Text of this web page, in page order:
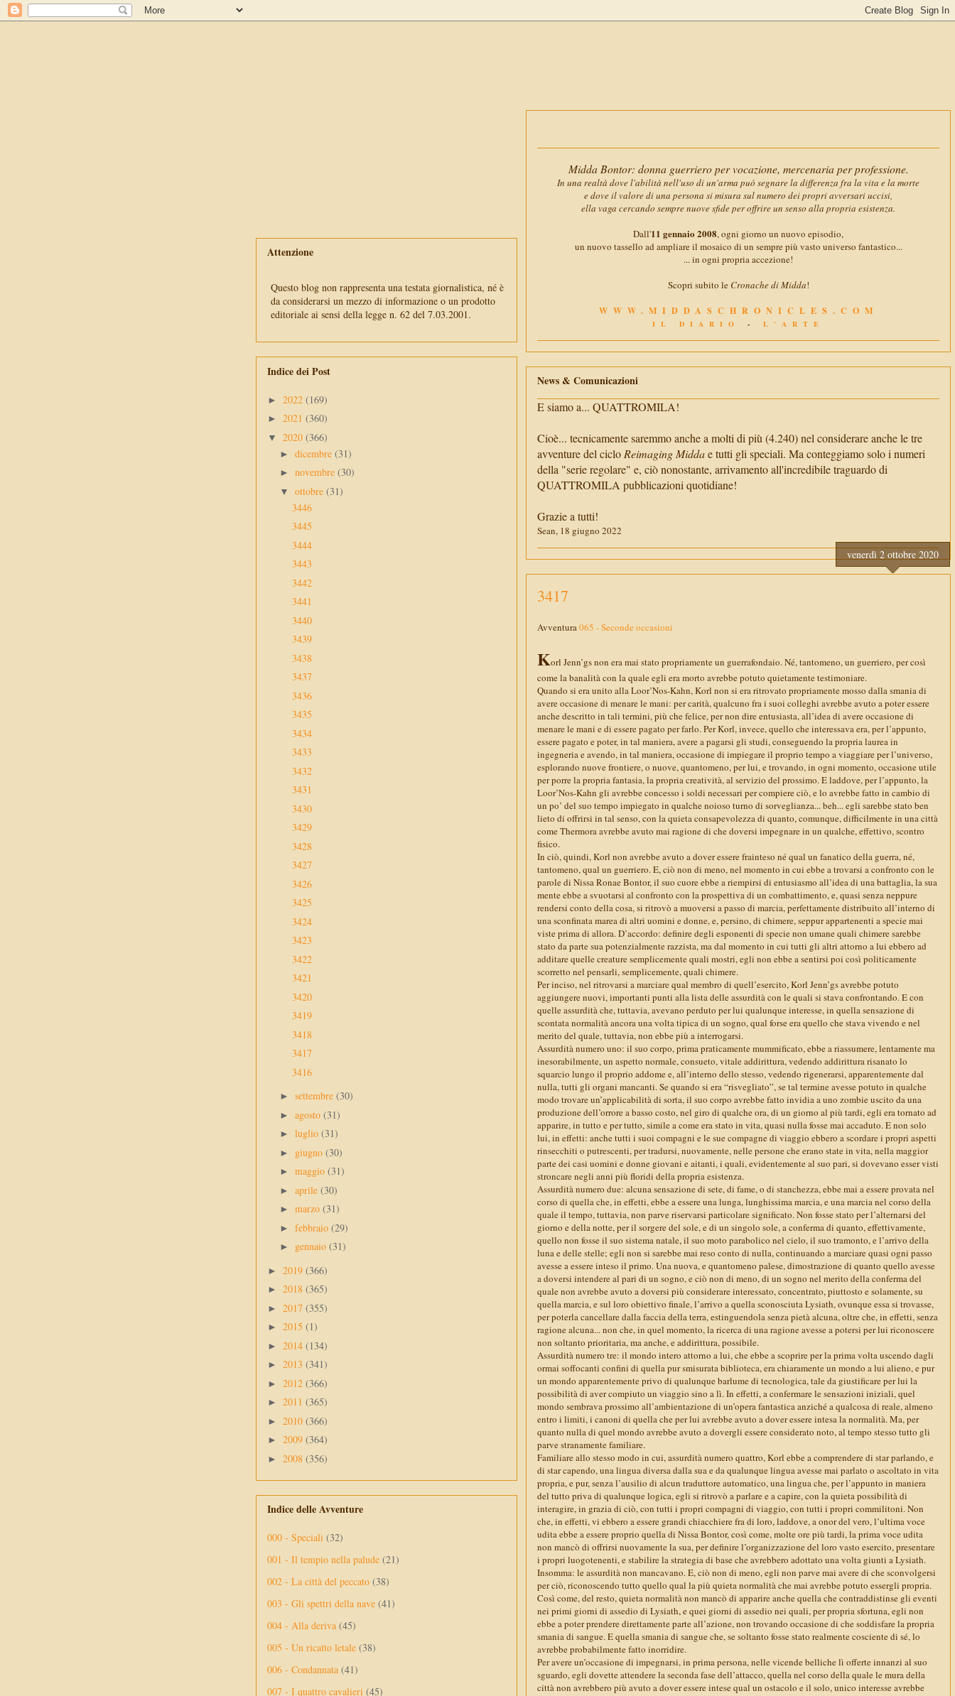
Midda Bontor: donna guerriero per vocazione, mercenaria per professione.
In una realtà dove l'abilità nell'uso di un'arma può segnare la differenza fra la vita e la morte
e dove il valore di una persona si misura sul numero dei propri avversari uccisi,
ella vaga cercando sempre nuove sfide per offrire un senso alla propria esistenza.
Dall'11 gennaio 2008, ogni giorno un nuovo episodio,
un nuovo tassello ad ampliare il mosaico di un sempre più vasto universo fantastico...
... in ogni propria accezione!
Scopri subito le Cronache di Midda!
WWW.MIDDASCHRONICLES.COM
IL DIARIO - L'ARTE
News & Comunicazioni
E siamo a... QUATTROMILA!
Cioè... tecnicamente saremmo anche a molti di più (4.240) nel considerare anche le tre
avventure del cicloReimaging Middae tutti gli speciali. Ma conteggiamo solo i numeri
della "serie regolare" e, ciò nonostante, arrivamento all'incredibile traguardo di
QUATTROMILA pubblicazioni quotidiane!
Grazie a tutti!
Sean, 18 giugno 2022
venerdì 2 ottobre 2020
3417
Avventura065 - Seconde occasioni
Korl Jenn’gs non era mai stato propriamente un guerrafondaio. Né, tantomeno, un guerriero, per così
come la banalità con la quale egli era morto avrebbe potuto quietamente testimoniare.
Quando si era unito alla Loor’Nos-Kahn, Korl non si era ritrovato propriamente mosso dalla smania di
avere occasione di menare le mani: per carità, qualcuno fra i suoi colleghi avrebbe avuto a poter essere
anche descritto in tali termini, più che felice, per non dire entusiasta, all’idea di avere occasione di
menare le mani e di essere pagato per farlo. Per Korl, invece, quello che interessava era, per l’appunto,
essere pagato e poter, in tal maniera, avere a pagarsi gli studi, conseguendo la propria laurea in
ingegneria e avendo, in tal maniera, occasione di impiegare il proprio tempo a viaggiare per l’universo,
esplorando nuove frontiere, o nuove, quantomeno, per lui, e trovando, in ogni momento, occasione utile
per porre la propria fantasia, la propria creatività, al servizio del prossimo. E laddove, per l’appunto, la
Loor’Nos-Kahn gli avrebbe concesso i soldi necessari per compiere ciò, e lo avrebbe fatto in cambio di
un po’ del suo tempo impiegato in qualche noioso turno di sorveglianza... beh... egli sarebbe stato ben
lieto di offrirsi in tal senso, con la quieta consapevolezza di quanto, comunque, difficilmente in una città
come Thermora avrebbe avuto mai ragione di che doversi impegnare in un qualche, effettivo, scontro
fisico.
In ciò, quindi, Korl non avrebbe avuto a dover essere frainteso né qual un fanatico della guerra, né,
tantomeno, qual un guerriero. E, ciò non di meno, nel momento in cui ebbe a trovarsi a confronto con le
parole di Nissa Ronae Bontor, il suo cuore ebbe a riempirsi di entusiasmo all’idea di una battaglia, la sua
mente ebbe a svuotarsi al confronto con la prospettiva di un combattimento, e, quasi senza neppure
rendersi conto della cosa, si ritrovò a muoversi a passo di marcia, perfettamente distribuito all’interno di
una sconfinata marea di altri uomini e donne, e, persino, di chimere, seppur appartenenti a specie mai
viste prima di allora. D’accordo: definire degli esponenti di specie non umane quali chimere sarebbe
stato da parte sua potenzialmente razzista, ma dal momento in cui tutti gli altri attorno a lui ebbero ad
additare quelle creature semplicemente quali mostri, egli non ebbe a sentirsi poi così politicamente
scorretto nel pensarli, semplicemente, quali chimere.
Per inciso, nel ritrovarsi a marciare qual membro di quell’esercito, Korl Jenn’gs avrebbe potuto
aggiungere nuovi, importanti punti alla lista delle assurdità con le quali si stava confrontando. E con
quelle assurdità che, tuttavia, avevano perduto per lui qualunque interesse, in quella sensazione di
scontata normalità ancora una volta tipica di un sogno, qual forse era quello che stava vivendo e nel
merito del quale, tuttavia, non ebbe più a interrogarsi.
Assurdità numero uno: il suo corpo, prima praticamente mummificato, ebbe a riassumere, lentamente ma
inesorabilmente, un aspetto normale, consueto, vitale addirittura, vedendo addirittura risanato lo
squarcio lungo il proprio addome e, all’interno dello stesso, vedendo rigenerarsi, apparentemente dal
nulla, tutti gli organi mancanti. Se quando si era “risvegliato”, se tal termine avesse potuto in qualche
modo trovare un’applicabilità di sorta, il suo corpo avrebbe fatto invidia a uno zombie uscito da una
produzione dell’orrore a basso costo, nel giro di qualche ora, di un giorno al più tardi, egli era tornato ad
apparire, in tutto e per tutto, simile a come era stato in vita, quasi nulla fosse mai accaduto. E non solo
lui, in effetti: anche tutti i suoi compagni e le sue compagne di viaggio ebbero a scordare i propri aspetti
rinsecchiti o putrescenti, per tradursi, nuovamente, nelle persone che erano state in vita, nella maggior
parte dei casi uomini e donne giovani e aitanti, i quali, evidentemente al suo pari, si dovevano esser visti
stroncare negli anni più floridi della propria esistenza.
Assurdità numero due: alcuna sensazione di sete, di fame, o di stanchezza, ebbe mai a essere provata nel
corso di quella che, in effetti, ebbe a essere una lunga, lunghissima marcia, e una marcia nel corso della
quale il tempo, tuttavia, non parve riservarsi particolare significato. Non fosse stato per l’alternarsi del
giorno e della notte, per il sorgere del sole, e di un singolo sole, a conferma di quanto, effettivamente,
quello non fosse il suo sistema natale, il suo moto parabolico nel cielo, il suo tramonto, e l’arrivo della
luna e delle stelle; egli non si sarebbe mai reso conto di nulla, continuando a marciare quasi ogni passo
avesse a essere inteso il primo. Una nuova, e quantomeno palese, dimostrazione di quanto quello avesse
a doversi intendere al pari di un sogno, e ciò non di meno, di un sogno nel merito della conferma del
quale non avrebbe avuto a doversi più considerare interessato, concentrato, piuttosto e solamente, su
quella marcia, e sul loro obiettivo finale, l’arrivo a quella sconosciuta Lysiath, ovunque essa si trovasse,
per poterla cancellare dalla faccia della terra, estinguendola senza pietà alcuna, oltre che, in effetti, senza
ragione alcuna... non che, in quel momento, la ricerca di una ragione avesse a potersi per lui riconoscere
non soltanto prioritaria, ma anche, e addirittura, possibile.
Assurdità numero tre: il mondo intero attorno a lui, che ebbe a scoprire per la prima volta uscendo dagli
ormai soffocanti confini di quella pur smisurata biblioteca, era chiaramente un mondo a lui alieno, e pur
un mondo apparentemente privo di qualunque barlume di tecnologica, tale da giustificare per lui la
possibilità di aver compiuto un viaggio sino a lì. In effetti, a confermare le sensazioni iniziali, quel
mondo sembrava prossimo all’ambientazione di un’opera fantastica anziché a qualcosa di reale, almeno
entro i limiti, i canoni di quella che per lui avrebbe avuto a dover essere intesa la normalità. Ma, per
quanto nulla di quel mondo avrebbe avuto a dovergli essere considerato noto, al tempo stesso tutto gli
parve stranamente familiare.
Familiare allo stesso modo in cui, assurdità numero quattro, Korl ebbe a comprendere di star parlando, e
di star capendo, una lingua diversa dalla sua e da qualunque lingua avesse mai parlato o ascoltato in vita
propria, e pur, senza l’ausilio di alcun traduttore automatico, una lingua che, per l’appunto in maniera
del tutto priva di qualunque logica, egli si ritrovò a parlare e a capire, con la quieta possibilità di
interagire, in grazia di ciò, con tutti i propri compagni di viaggio, con tutti i propri commilitoni. Non
che, in effetti, vi ebbero a essere grandi chiacchiere fra di loro, laddove, a onor del vero, l’ultima voce
udita ebbe a essere proprio quella di Nissa Bontor, così come, molte ore più tardi, la prima voce udita
non mancò di offrirsi nuovamente la sua, per definire l’organizzazione del loro vasto esercito, presentare
i propri luogotenenti, e stabilire la strategia di base che avrebbero adottato una volta giunti a Lysiath.
Insomma: le assurdità non mancavano. E, ciò non di meno, egli non parve mai avere di che sconvolgersi
per ciò, riconoscendo tutto quello qual la più quieta normalità che mai avrebbe potuto essergli propria.
Così come, del resto, quieta normalità non mancò di apparire anche quella che contraddistinse gli eventi
nei primi giorni di assedio di Lysiath, e quei giorni di assedio nei quali, per propria sfortuna, egli non
ebbe a poter prendere direttamente parte all’azione, non trovando occasione di che soddisfare la propria
smania di sangue. E quella smania di sangue che, se soltanto fosse stato realmente cosciente di sé, lo
avrebbe probabilmente fatto inorridire.
Per avere un’occasione di impegnarsi, in prima persona, nelle vicende belliche lì offerte innanzi al suo
sguardo, egli dovette attendere la seconda fase dell’attacco, quella nel corso della quale le mura della
città non avrebbero più avuto a dover essere intese qual un ostacolo e il solo, unico interesse avrebbe
Attenzione
Questo blog non rappresenta una testata giornalistica, né è
da considerarsi un mezzo di informazione o un prodotto
editoriale ai sensi della legge n. 62 del 7.03.2001.
Indice dei Post
► 2022 (169)
► 2021 (360)
▼ 2020 (366)
► dicembre (31)
► novembre (30)
▼ ottobre (31)
3446
3445
3444
3443
3442
3441
3440
3439
3438
3437
3436
3435
3434
3433
3432
3431
3430
3429
3428
3427
3426
3425
3424
3423
3422
3421
3420
3419
3418
3417
3416
► settembre (30)
► agosto (31)
► luglio (31)
► giugno (30)
► maggio (31)
► aprile (30)
► marzo (31)
► febbraio (29)
► gennaio (31)
► 2019 (366)
► 2018 (365)
► 2017 (355)
► 2015 (1)
► 2014 (134)
► 2013 (341)
► 2012 (366)
► 2011 (365)
► 2010 (366)
► 2009 (364)
► 2008 (356)
Indice delle Avventure
000 - Speciali (32)
001 - Il tempio nella palude (21)
002 - La città del peccato (38)
003 - Gli spettri della nave (41)
004 - Alla deriva (45)
005 - Un ricatto letale (38)
006 - Condannata (41)
007 - I quattro cavalieri (45)